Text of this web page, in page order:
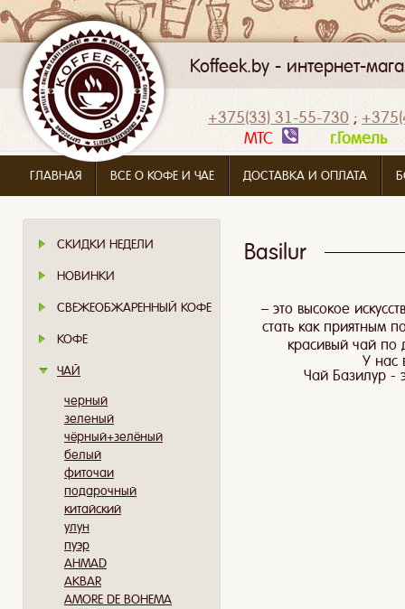
Koffeek.by - интернет-
+375(33) 31-55-730 ;
МТС
ГЛАВНАЯ ВСЕ О КОФЕ И ЧАЕ ДОСТАВКА И ОПЛАТА
СКИДКИ НЕДЕЛИ
НОВИНКИ
СВЕЖЕОБЖАРЕННЫЙ КОФЕ
КОФЕ
ЧАЙ
черный
зеленый
чёрный+зелёный
белый
фиточаи
подарочный
китайский
улун
пуэр
AHMAD
AKBAR
AMORE DE BOHEMA
Basilur
– это высокое
стать как приятным
красивый чай по
У нас
Чай Базилур -